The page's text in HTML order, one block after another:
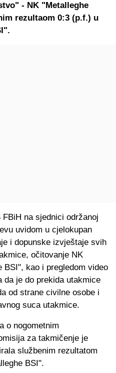
- NK "Metalleghe
rezultaom 0:3 (p.f.) u
na sjednici održanoj
uvidom u cjelokupan
i dopunske izvještaje svih
očitovanje NK
BSI", kao i pregledom video
da je do prekida utakmice
od strane civilne osobe i
suca utakmice.
o nogometnim
za takmičenje je
službenim rezultatom
BSI".